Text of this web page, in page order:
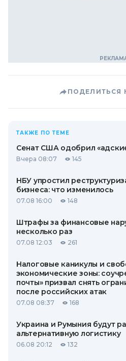
ПОДЕЛИТЬСЯ
ТАКЖЕ ПО ТЕМЕ
Сенат США одобрил
Вчера 08:07 145
НБУ упростил
бизнеса: что изменилось
07.08 16:00 148
Штрафы за финансовые
несколько раз
07.08 12:03 261
Налоговые каникулы и
экономические зоны:
почты» призвал снять
после российских атак
07.08 08:37 168
Украина и Румыния будут
альтернативную логистику
06.08 20:12 132